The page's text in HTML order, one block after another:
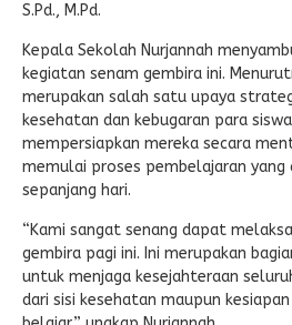
S.Pd., M.Pd.
Kepala Sekolah Nurjannah
kegiatan senam gembira ini.
merupakan salah satu upaya
kesehatan dan kebugaran para
mempersiapkan mereka secara
memulai proses pembelajaran yang
sepanjang hari.
“Kami sangat senang dapat
gembira pagi ini. Ini merupakan
untuk menjaga kesejahteraan
dari sisi kesehatan maupun